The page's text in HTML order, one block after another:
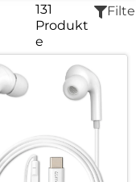
131
Produkt
e